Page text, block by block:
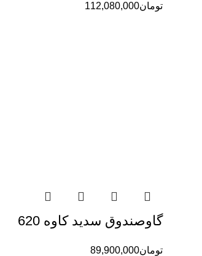
تومان112,080,000
گاوصندوق سدید کاوه 620
تومان89,900,000